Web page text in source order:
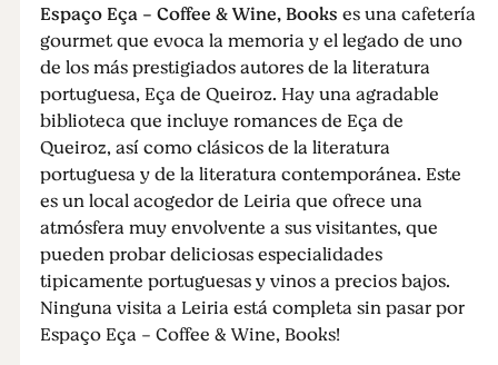
Espaço Eça - Coffee & Wine, Books es una cafetería
gourmet que evoca la memoria y el legado de uno
de los más prestigiados autores de la literatura
portuguesa, Eça de Queiroz. Hay una agradable
biblioteca que incluye romances de Eça de
Queiroz, así como clásicos de la literatura
portuguesa y de la literatura contemporánea. Este
es un local acogedor de Leiria que ofrece una
atmósfera muy envolvente a sus visitantes, que
pueden probar deliciosas especialidades
tipicamente portuguesas y vinos a precios bajos.
Ninguna visita a Leiria está completa sin pasar por
Espaço Eça - Coffee & Wine, Books!